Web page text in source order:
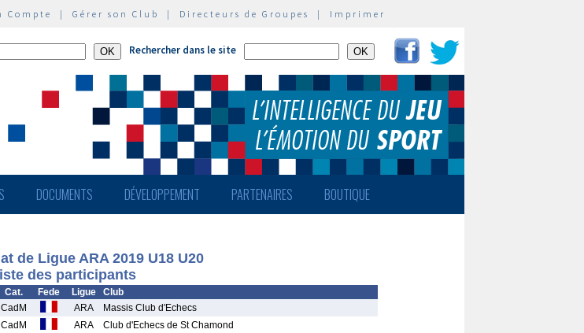
Compte | Gérer son Club | Directeurs de Groupes | Imprimer
Rechercher dans le site
DOCUMENTS DÉVELOPPEMENT PARTENAIRES BOUTIQUE
de Ligue ARA 2019 U18 U20
des participants
Cat. Fede Ligue
Club
CadM ARA
Massis Club d'Echecs
CadM ARA
Club d'Echecs de St Chamond